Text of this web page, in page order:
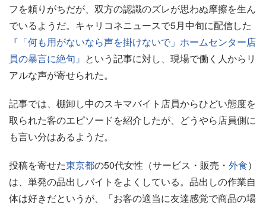
フを頼りがちだが、双方の認識のズレが思わぬ摩擦を生ん
でいるようだ。キャリコネニュースで5月中旬に配信した
『「何も用がないなら声を掛けないで」ホームセンター店
員の暴言に絶句』 という記事に対し、現場で働く人からリ
アルな声が寄せられた。
記事では、棚卸し中のスキマバイト店員からひどい態度を
取られた客のエピソードを紹介したが、どうやら店員側に
も言い分はあるようだ。
投稿を寄せた東京都の50代女性（サービス・販売・ 外食）
は、単発の品出しバイトをよくしている。品出しの作業自
体は好きだというが、「お客の適当に友達感覚で商品の場